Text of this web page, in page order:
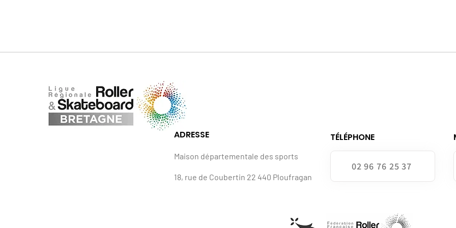
ADRESSE
Maison départementale des sports
18, rue de Coubertin 22 440 Ploufragan
TÉLÉPHONE
02 96 76 25 37